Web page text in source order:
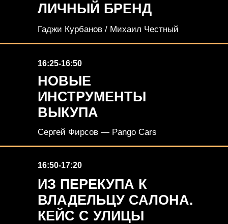
ЛИЧНЫЙ БРЕНД
Гаджи Курбанов / Михаил Честный
16:25-16:50
НОВЫЕ
ИНСТРУМЕНТЫ
ВЫКУПА
Сергей Фирсов — Pango Cars
16:50-17:20
ИЗ ПЕРЕКУПА К
ВЛАДЕЛЬЦУ САЛОНА.
КЕЙС С УЛИЦЫ